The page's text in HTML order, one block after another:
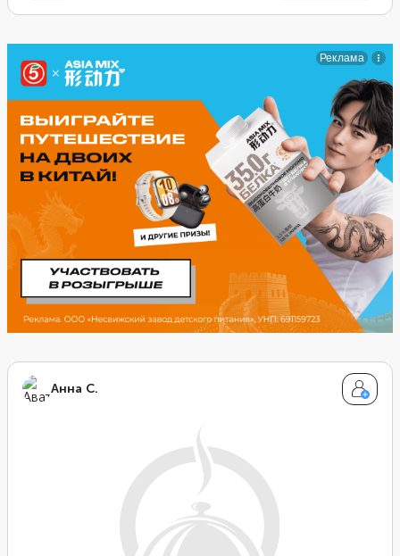
Особенно для детей. Делаются такие безе очень
Анна С.